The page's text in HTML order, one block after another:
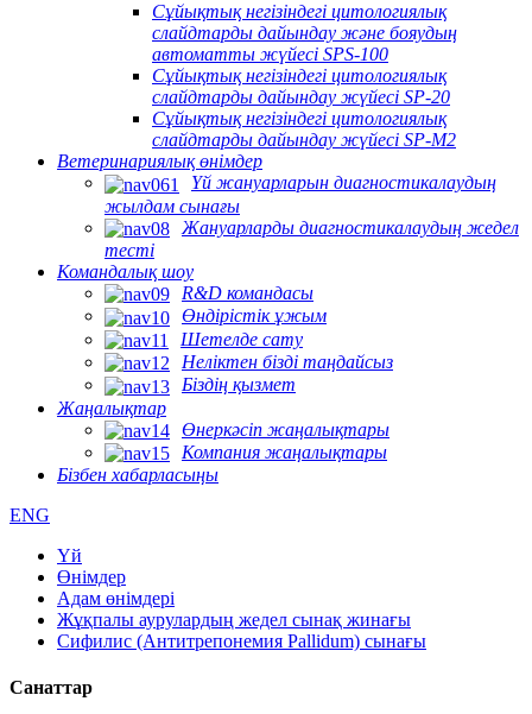
Сұйықтық негізіндегі цитологиялық
слайдтарды дайындау және бояудың
автоматты жүйесі SPS-100
Сұйықтық негізіндегі цитологиялық
слайдтарды дайындау жүйесі SP-20
Сұйықтық негізіндегі цитологиялық
слайдтарды дайындау жүйесі SP-M2
Ветеринариялық өнімдер
Үй жануарларын диагностикалаудың
жылдам сынағы
Жануарларды диагностикалаудың жедел
тесті
Командалық шоу
R&D командасы
Өндірістік ұжым
Шетелде сату
Неліктен бізді таңдайсыз
Біздің қызмет
Жаңалықтар
Өнеркәсіп жаңалықтары
Компания жаңалықтары
Бізбен хабарласыңы
ENG
Үй
Өнімдер
Адам өнімдері
Жұқпалы аурулардың жедел сынақ жинағы
Сифилис (Антитрепонемия Pallidum) сынағы
Санаттар